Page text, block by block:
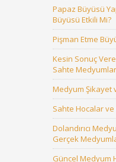
Papaz Büyüsü
Büyüsü Etkili Mi?
Pişman Etme
Kesin Sonuç
Sahte Medyumlar
Medyum Şikayet
Sahte Hocalar
Dolandırıcı
Gerçek
Güncel Medyum